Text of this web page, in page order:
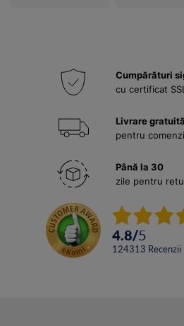
Cumpărături
cu certificat SSL
Livrare gratuită
pentru
Până la 30
zile pentru
4.8/5
124313 Recenzii